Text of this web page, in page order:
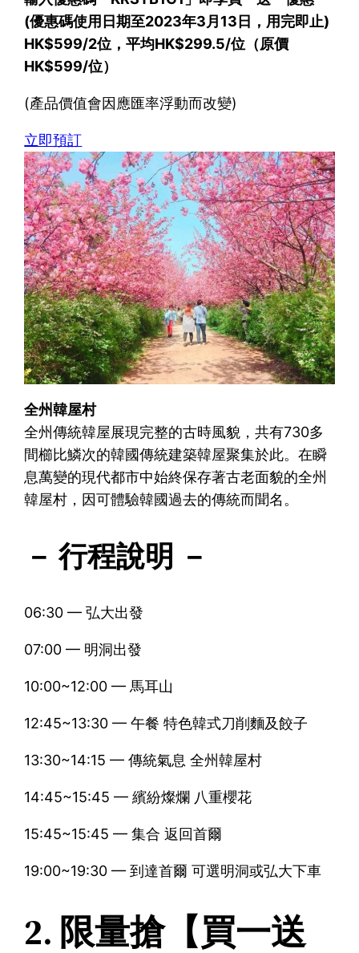
(優惠碼使用日期至2023年3月13日，用完即止)
HK$599/2位，平均HK$299.5/位（原價
HK$599/位）
(產品價值會因應匯率浮動而改變)
立即預訂
全州韓屋村
全州傳統韓屋展現完整的古時風貌，共有730多
間櫛比鱗次的韓國傳統建築韓屋聚集於此。在瞬
息萬變的現代都市中始終保存著古老面貌的全州
韓屋村，因可體驗韓國過去的傳統而聞名。
－ 行程說明 －
06:30 — 弘大出發
07:00 — 明洞出發
10:00~12:00 — 馬耳山
12:45~13:30 — 午餐 特色韓式刀削麵及餃子
13:30~14:15 — 傳統氣息 全州韓屋村
14:45~15:45 — 繽紛燦爛 八重櫻花
15:45~15:45 — 集合 返回首爾
19:00~19:30 — 到達首爾 可選明洞或弘大下車
2. 限量搶【買一送